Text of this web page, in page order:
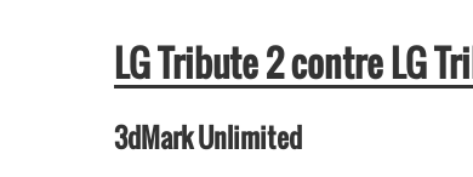
LG Tribute 2 contre LG
3dMark Unlimited